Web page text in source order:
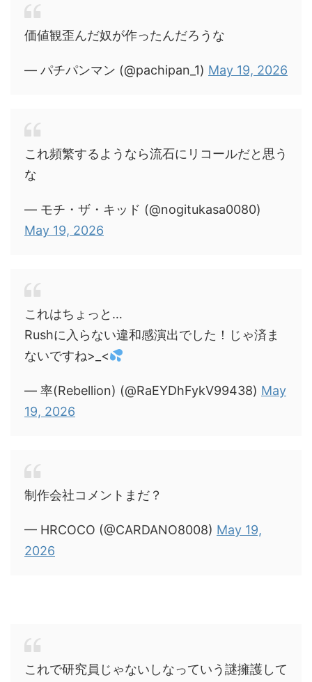
価値観歪んだ奴が作ったんだろうな
— パチパンマン (@pachipan_1) May 19, 2026
これ頻繁するようなら流石にリコールだと思う
な
— モチ・ザ・キッド (@nogitukasa0080)
May 19, 2026
これはちょっと…
Rushに入らない違和感演出でした！じゃ済ま
ないですね>_<
— 率(Rebellion) (@RaEYDhFykV99438) May
19, 2026
制作会社コメントまだ？
— HRCOCO (@CARDANO8008) May 19,
2026
これで研究員じゃないしなっていう謎擁護して